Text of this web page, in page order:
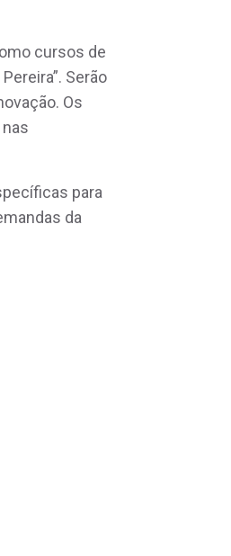
cursos de
Serão
Os
para
da